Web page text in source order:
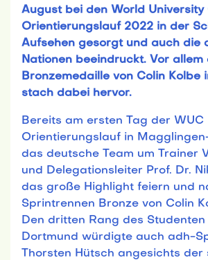
August bei den World University
Orientierungslauf 2022 in der
Aufsehen gesorgt und auch die
Nationen beeindruckt. Vor allem
Bronzemedaille von Colin Kolbe
stach dabei hervor.
Bereits am ersten Tag der WUC
Orientierungslauf in
das deutsche Team um Trainer
und Delegationsleiter Prof. Dr.
das große Highlight feiern und
Sprintrennen Bronze von Colin
Den dritten Rang des Studenten
Dortmund würdigte auch adh-
Thorsten Hütsch angesichts der